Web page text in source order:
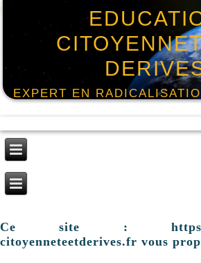
EXPERT EN
Ce site : https://
citoyenneteetderives.fr vous